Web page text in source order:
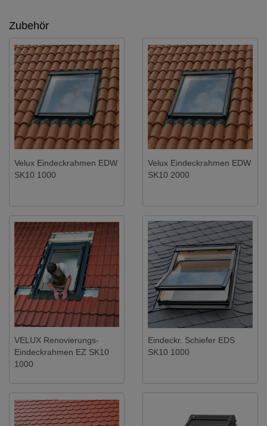
Zubehör
Velux Eindeckrahmen EDW
SK10 1000
Velux Eindeckrahmen EDW
SK10 2000
VELUX Renovierungs-
Eindeckrahmen EZ SK10
1000
Eindeckr. Schiefer EDS
SK10 1000